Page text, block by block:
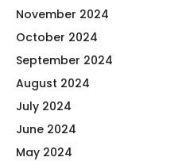
November 2024
October 2024
September 2024
August 2024
July 2024
June 2024
May 2024